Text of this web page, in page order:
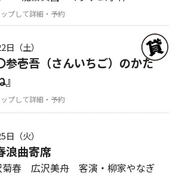
プして詳細・予約
日（土）
参壱吾（さんいちご）のかた
プして詳細・予約
日（火）
浪曲寄席
菊春 広沢美舟 客演・柳家やなぎ